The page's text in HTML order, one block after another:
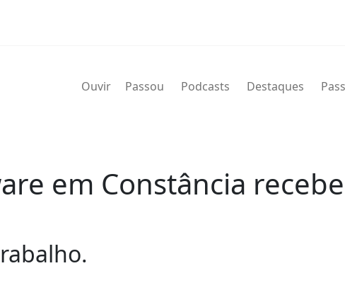
Ouvir Passou Podcasts Destaques
em Constância